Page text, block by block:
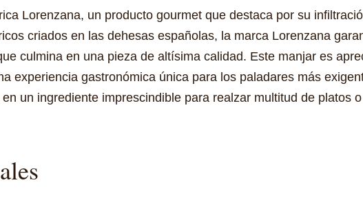
Lorenzana, un producto gourmet que destaca por su
criados en las dehesas españolas, la marca Lorenzana
culmina en una pieza de altísima calidad. Este manjar es
experiencia gastronómica única para los paladares más
un ingrediente imprescindible para realzar multitud de platos